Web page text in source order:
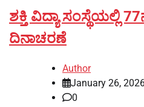
ಶಕ್ತಿ ವಿದ್ಯಾ ಸಂಸ್ಥೆಯಲ್ಲಿ
ದಿನಾಚರಣೆ
Author
January 26,
0